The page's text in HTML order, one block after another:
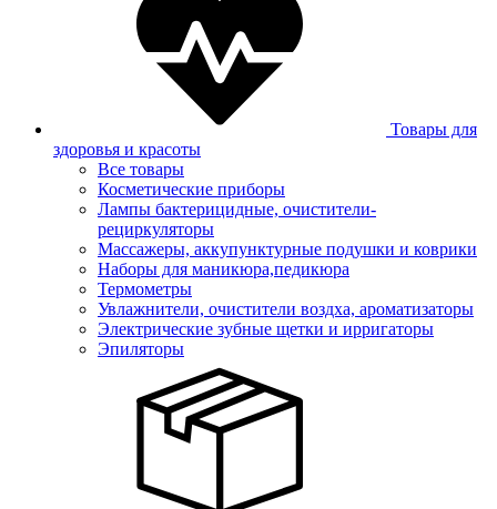
Товары для
здоровья и красоты
Все товары
Косметические приборы
Лампы бактерицидные, очистители-
рециркуляторы
Массажеры, аккупунктурные подушки и коврики
Наборы для маникюра,педикюра
Термометры
Увлажнители, очистители воздха, ароматизаторы
Электрические зубные щетки и ирригаторы
Эпиляторы